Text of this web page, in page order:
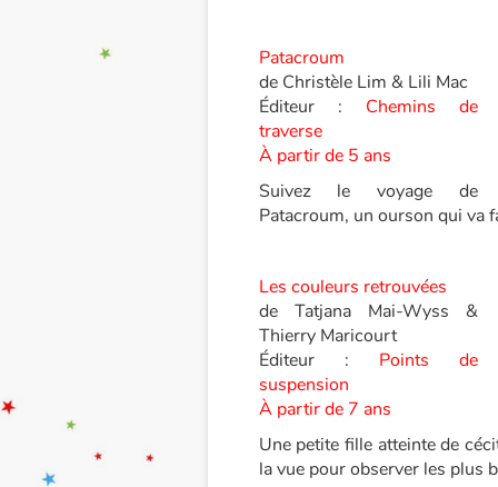
Patacroum
de Christèle Lim & Lili Mac
Éditeur : Chemins de
traverse
À partir de 5 ans
Suivez le voyage de
Patacroum, un ourson qui va
Les couleurs retrouvées
de Tatjana Mai-Wyss &
Thierry Maricourt
Éditeur : Points de
suspension
À partir de 7 ans
Une petite fille atteinte de
la vue pour observer les plus